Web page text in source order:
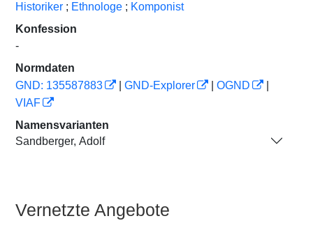
Historiker ; Ethnologe ; Komponist
Konfession
-
Normdaten
GND: 135587883
GND-Explorer OGND
VIAF
Namensvarianten
Sandberger, Adolf
Vernetzte Angebote